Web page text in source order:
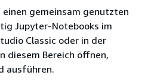
gemeinsam genutzten
Jupyter-Notebooks im
Classic oder in der
diesem Bereich öffnen,
ausführen.